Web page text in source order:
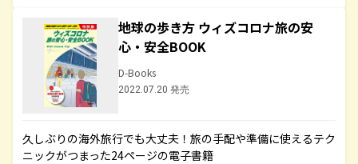
地球の歩き方 ウィズコロナ旅の安
心・安全BOOK
D-Books
2022.07.20 発売
久しぶりの海外旅行でも大丈夫！旅の手配や準備に使えるテク
ニックがつまった24ページの電子書籍